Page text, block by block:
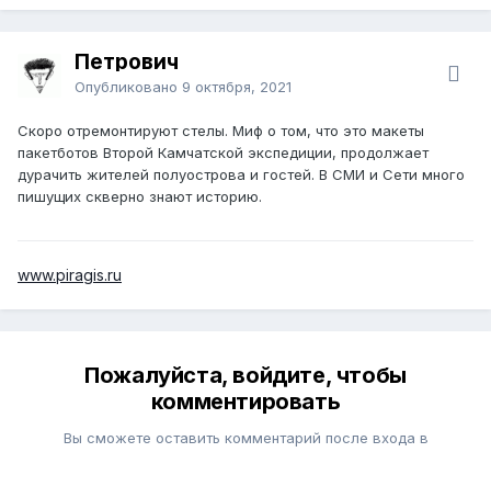
Петрович
Опубликовано 9 октября, 2021
Скоро отремонтируют стелы. Миф о том, что это макеты
пакетботов Второй Камчатской экспедиции, продолжает
дурачить жителей полуострова и гостей. В СМИ и Сети много
пишущих скверно знают историю.
www.piragis.ru
Пожалуйста, войдите, чтобы
комментировать
Вы сможете оставить комментарий после входа в